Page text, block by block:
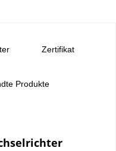
Zertifikat
Produkte